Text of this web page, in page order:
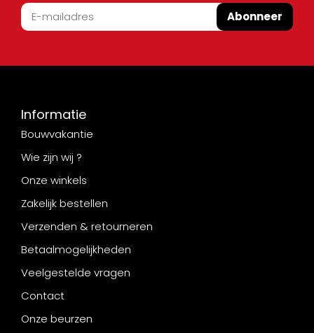
Abonneer
Informatie
Bouwvakantie
Wie zijn wij ?
Onze winkels
Zakelijk bestellen
Verzenden & retourneren
Betaalmogelijkheden
Veelgestelde vragen
Contact
Onze beurzen